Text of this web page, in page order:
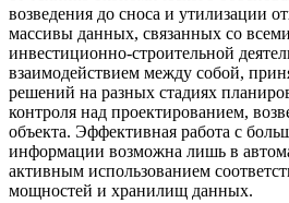
возведения до сноса и утилизации
массивы данных, связанных со
инвестиционно-строительной
взаимодействием между собой,
решений на разных стадиях
контроля над проектированием,
объекта. Эффективная работа с
информации возможна лишь в
активным использованием
мощностей и хранилищ данных.